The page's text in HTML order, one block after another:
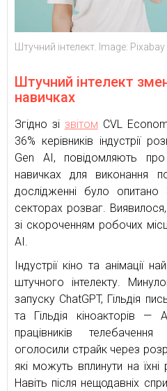
Штучний інтелект. Image: Pixabay
Штучний інтелект
навичках
Згідно зі звітом CVL
36% керівників індустрії
Gen AI, повідомляють
навичках для виконання
дослідженні було
секторах розваг.
зі скороченням робочих
AI.
Індустрії кіно та анімації
штучного інтелекту.
запуску ChatGPT, Гільдія
та Гільдія кіноакторів —
працівників
оголосили страйк через
які можуть вплинути на
Навіть після нещодавніх